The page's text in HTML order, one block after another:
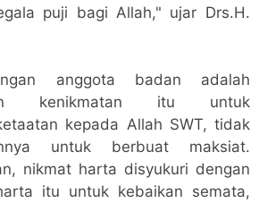
puji bagi Allah," ujar Drs.H.
anggota badan adalah
kenikmatan itu untuk
kepada Allah SWT, tidak
untuk berbuat maksiat.
nikmat harta disyukuri dengan
itu untuk kebaikan semata,